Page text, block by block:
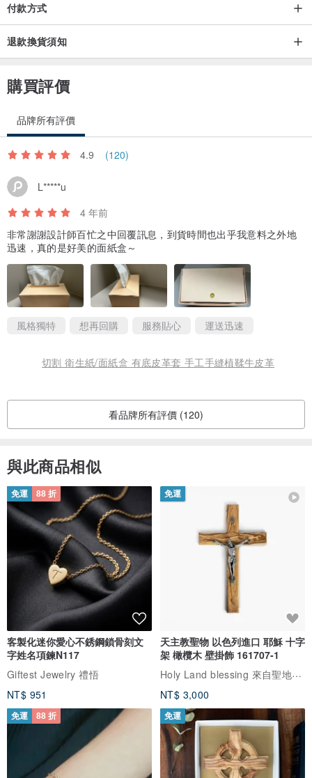
付款方式
退款換貨須知
購買評價
品牌所有評價
4.9 (120)
L*****u
4 年前
非常謝謝設計師百忙之中回覆訊息，到貨時間也出乎我意料之外地
迅速，真的是好美的面紙盒～
風格獨特 想再回購 服務貼心 運送迅速
切割 衛生紙/面紙盒 有底皮革套 手工手縫植鞣牛皮革
看品牌所有評價 (120)
與此商品相似
免運 88 折
客製化迷你愛心不銹鋼鎖骨刻文
字姓名項鍊N117
Giftest Jewelry 禮悟
NT$ 951
免運
天主教聖物 以色列進口 耶穌 十字
架 橄欖木 壁掛飾 161707-1
Holy Land blessing 來自聖地的祝福
NT$ 3,000
免運 88 折 免運